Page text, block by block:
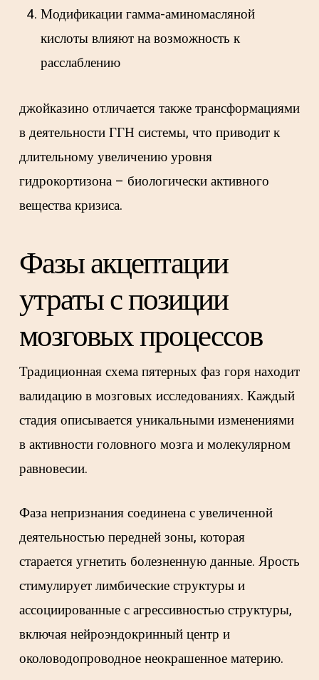
Модификации гамма-аминомасляной
кислоты влияют на возможность к
расслаблению
джойказино отличается также трансформациями
в деятельности ГГН системы, что приводит к
длительному увеличению уровня
гидрокортизона – биологически активного
вещества кризиса.
Фазы акцептации
утраты с позиции
мозговых процессов
Традиционная схема пятерных фаз горя находит
валидацию в мозговых исследованиях. Каждый
стадия описывается уникальными изменениями
в активности головного мозга и молекулярном
равновесии.
Фаза непризнания соединена с увеличенной
деятельностью передней зоны, которая
старается угнетить болезненную данные. Ярость
стимулирует лимбические структуры и
ассоциированные с агрессивностью структуры,
включая нейроэндокринный центр и
околоводопроводное неокрашенное материю.